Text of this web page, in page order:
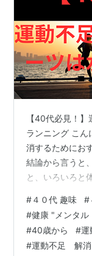
【40代必見！
ランニング こん
消するためにお
結論から言うと
と、いろいろと
りたくない！ な
いうわけで、水
容▶４０代！運
▶【水泳とラン
#４０代 趣味 #
#健康 "メンタル
#40歳から #
#運動不足 解消